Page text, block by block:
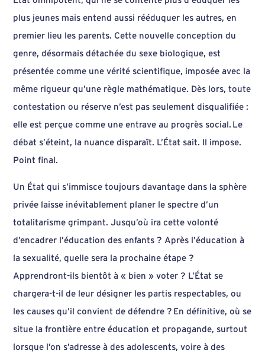
plus jeunes mais entend aussi rééduquer les autres, en
premier lieu les parents. Cette nouvelle conception du
genre, désormais détachée du sexe biologique, est
présentée comme une vérité scientifique, imposée avec la
même rigueur qu’une règle mathématique. Dès lors, toute
contestation ou réserve n’est pas seulement disqualifiée :
elle est perçue comme une entrave au progrès social. Le
débat s’éteint, la nuance disparaît. L’État sait. Il impose.
Point final.
Un État qui s’immisce toujours davantage dans la sphère
privée laisse inévitablement planer le spectre d’un
totalitarisme grimpant. Jusqu’où ira cette volonté
d’encadrer l’éducation des enfants ? Après l’éducation à
la sexualité, quelle sera la prochaine étape ?
Apprendront-ils bientôt à « bien » voter ? L’État se
chargera-t-il de leur désigner les partis respectables, ou
les causes qu’il convient de défendre ? En définitive, où se
situe la frontière entre éducation et propagande, surtout
lorsque l’on s’adresse à des adolescents, voire à des